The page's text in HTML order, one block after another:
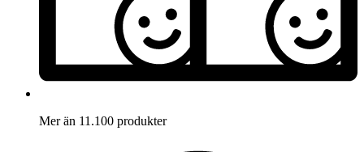
Mer än 11.100 produkter